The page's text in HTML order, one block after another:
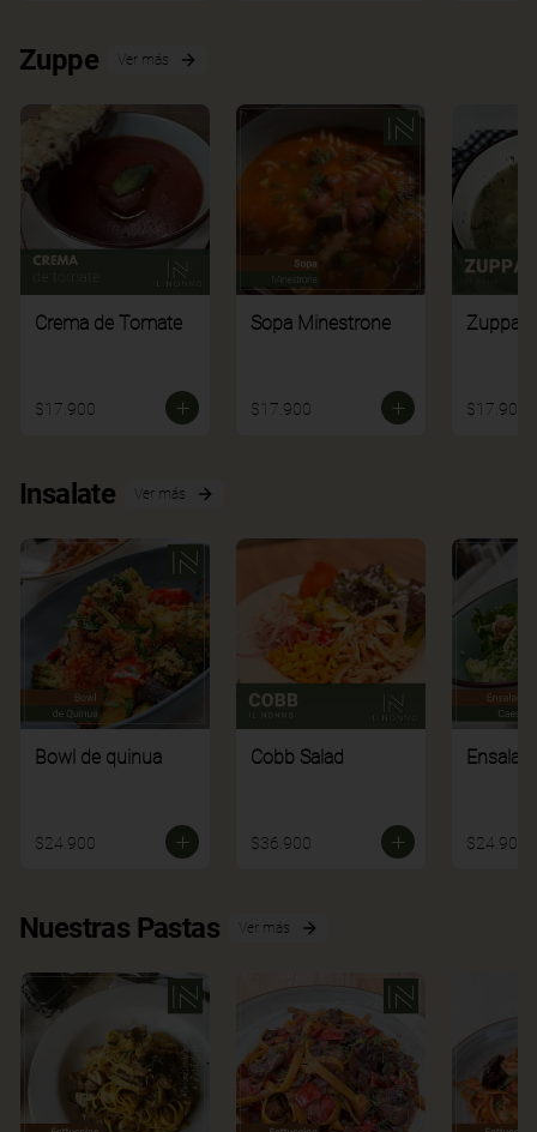
Zuppe Ver más
Crema de Tomate
$17.900
Sopa Minestrone
$17.900
Zuppa
$17.900
Insalate Ver más
Bowl de quinua
$24.900
Cobb Salad
$36.900 $24.900
Nuestras Pastas Ver más